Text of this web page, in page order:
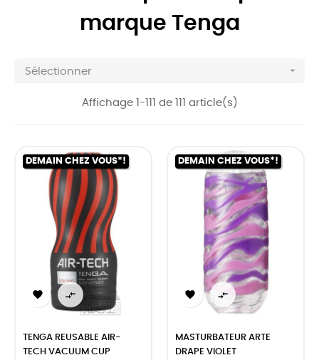
marque Tenga
Sélectionner 
Affichage 1-111 de 111 article(s)
DEMAIN CHEZ VOUS*!
 
TENGA REUSABLE AIR-
TECH VACUUM CUP
DEMAIN CHEZ VOUS*!
 
MASTURBATEUR ARTE
DRAPE VIOLET